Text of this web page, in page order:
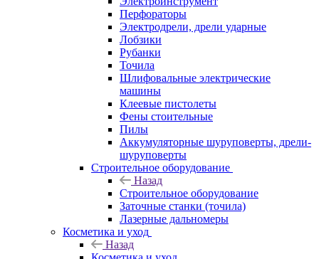
Перфораторы
Электродрели, дрели ударные
Лобзики
Рубанки
Точила
Шлифовальные электрические
машины
Клеевые пистолеты
Фены стоительные
Пилы
Аккумуляторные шуруповерты, дрели-
шуруповерты
Строительное оборудование
Назад
Строительное оборудование
Заточные станки (точила)
Лазерные дальномеры
Косметика и уход
Назад